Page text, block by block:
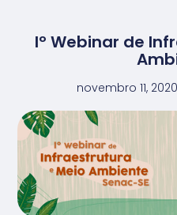
Iº Webinar de
novembro 11, 2020